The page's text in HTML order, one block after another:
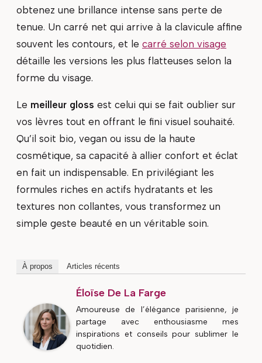
obtenez une brillance intense sans perte de
tenue. Un carré net qui arrive à la clavicule affine
souvent les contours, et le carré selon visage
détaille les versions les plus flatteuses selon la
forme du visage.
Le meilleur gloss est celui qui se fait oublier sur
vos lèvres tout en offrant le fini visuel souhaité.
Qu’il soit bio, vegan ou issu de la haute
cosmétique, sa capacité à allier confort et éclat
en fait un indispensable. En privilégiant les
formules riches en actifs hydratants et les
textures non collantes, vous transformez un
simple geste beauté en un véritable soin.
À propos Articles récents
Éloïse De La Farge
Amoureuse de l’élégance parisienne, je
partage avec enthousiasme mes
inspirations et conseils pour sublimer le
quotidien.